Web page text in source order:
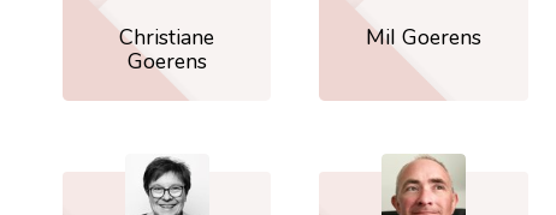
Christiane
Goerens
Mil Goerens